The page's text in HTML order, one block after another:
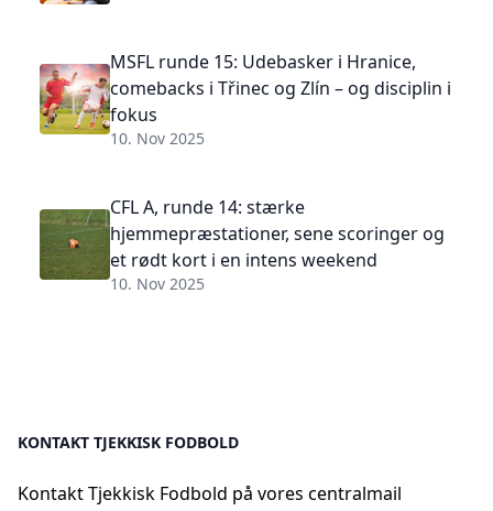
MSFL runde 15: Udebasker i Hranice,
comebacks i Třinec og Zlín – og disciplin i
fokus
10. Nov 2025
CFL A, runde 14: stærke
hjemmepræstationer, sene scoringer og
et rødt kort i en intens weekend
10. Nov 2025
KONTAKT TJEKKISK FODBOLD
Kontakt Tjekkisk Fodbold på vores centralmail